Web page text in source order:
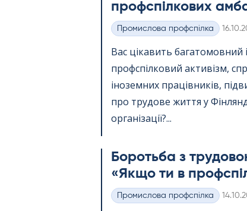
профспілкових
Категорії
Промислова профспілка
Вас цікавить багатомовний
профспілковий активізм,
іноземних працівників,
про трудове життя у
організації?...
Боротьба з
«Якщо ти в
Категорії
Промислова профспілка